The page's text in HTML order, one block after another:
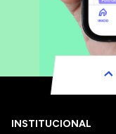
INSTITUCIONAL